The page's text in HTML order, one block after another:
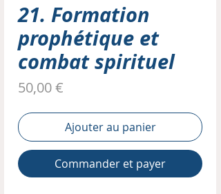
21. Formation
prophétique et
combat spirituel
50,00 €
Ajouter au panier
Commander et payer